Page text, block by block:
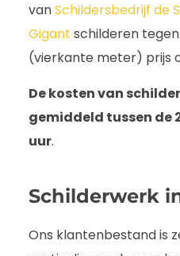
vanSchildersbedrijf de
Gigant schilderen
(vierkante meter) prijs
De kosten van
gemiddeld tussen de
uur.
Schilderwerk
Ons klantenbestand is